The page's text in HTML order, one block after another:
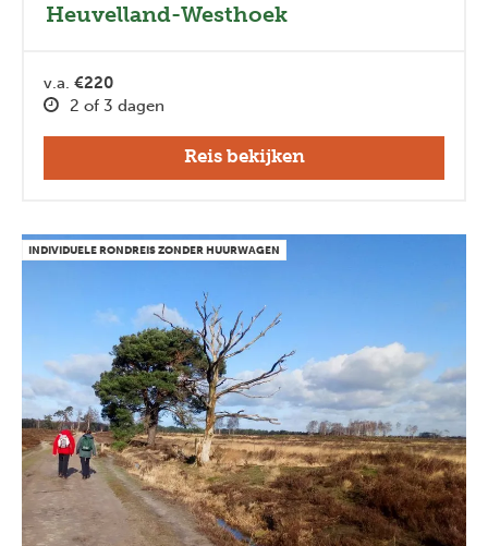
Heuvelland-Westhoek
v.a. €220
2 of 3 dagen
Reis bekijken
INDIVIDUELE RONDREIS ZONDER HUURWAGEN